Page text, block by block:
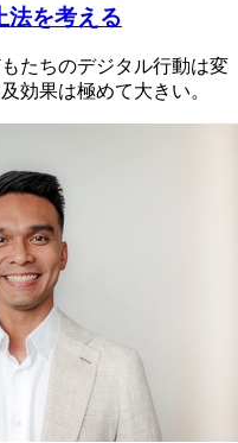
法を考える
たちのデジタル行動は変
効果は極めて大きい。